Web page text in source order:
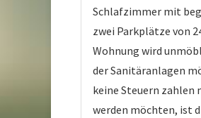
Schlafzimmer mit
zwei Parkplätze von
Wohnung wird
der Sanitäranlagen
keine Steuern zahlen
werden möchten, ist